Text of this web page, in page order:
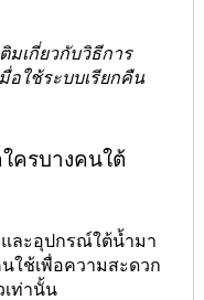
มเกี่ยวกับวิธีการ
อใช้ระบบเรียกคืน
ครบางคนใต้
ละอุปกรณ์ใต้น้ำมา
ใช้เพื่อความสะดวก
เท่านั้น